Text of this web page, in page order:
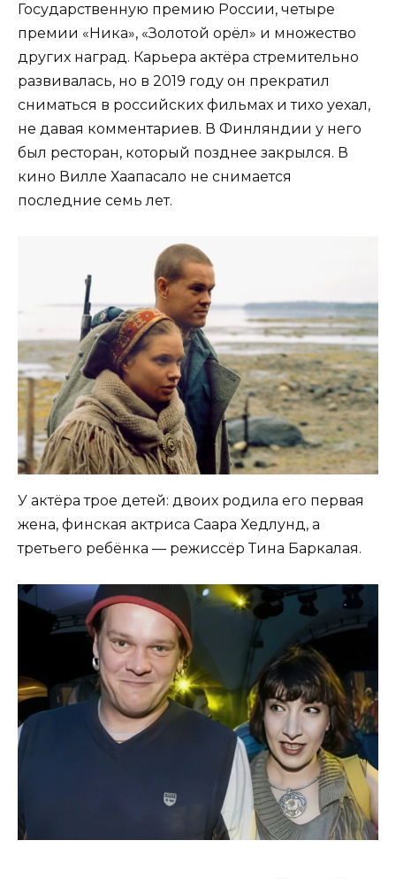
Государственную премию России, четыре
премии «Ника», «Золотой орёл» и множество
других наград. Карьера актёра стремительно
развивалась, но в 2019 году он прекратил
сниматься в российских фильмах и тихо уехал,
не давая комментариев. В Финляндии у него
был ресторан, который позднее закрылся. В
кино Вилле Хаапасало не снимается
последние семь лет.
У актёра трое детей: двоих родила его первая
жена, финская актриса Саара Хедлунд, а
третьего ребёнка — режиссёр Тина Баркалая.